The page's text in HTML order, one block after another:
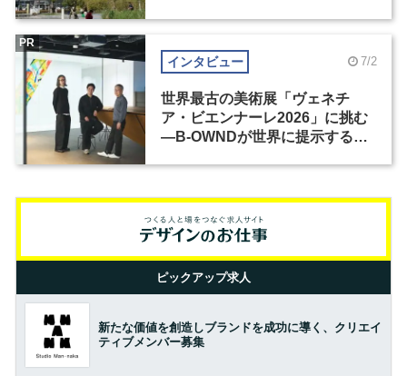
インタビュー 7/2
世界最古の美術展「ヴェネチ
ア・ビエンナーレ2026」に挑む
―B-OWNDが世界に提示する美
PR
ピックアップ求人
新たな価値を創造しブランドを成功に導く、クリエイ
ティブメンバー募集